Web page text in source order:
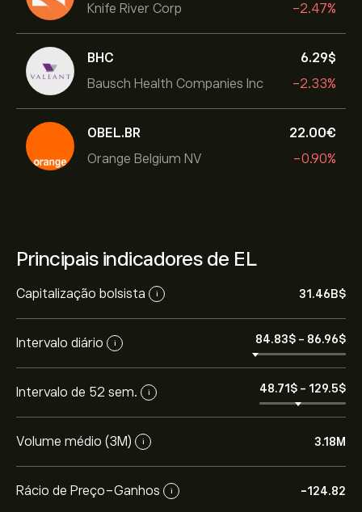
Knife River Corp
-2.47%
BHC
Bausch Health Companies Inc
6.29‎$‎
-2.33%
OBEL.BR
Orange Belgium NV
22.00‎€‎
-0.90%
Principais indicadores de EL
Capitalização bolsista i 31.46B‎$‎
Intervalo diário i 84.83‎$‎ - 86.96‎$‎
Intervalo de 52 sem. i 48.71‎$‎ - 129.5‎$‎
Volume médio (3M) i 3.18M
Rácio de Preço-Ganhos i -124.82